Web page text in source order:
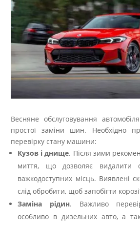
Весняне обслуговування
простої заміни шин. Необхідно
перевірку стану машини:
Кузов і днище. Після зими
миття, що дозволяє видалити
важкодоступних місць. Виявлені
слід обробити, щоб запобігти
Заміна рідин. Важливо
особливо в дизельних авто, а